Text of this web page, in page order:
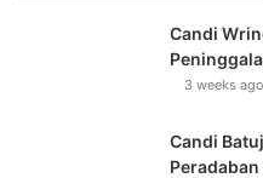
Candi
3 weeks ago
Candi